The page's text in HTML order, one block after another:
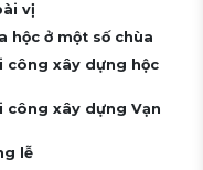
vị
hộc ở một số chùa
công xây dựng hộc
công xây dựng Vạn
lễ